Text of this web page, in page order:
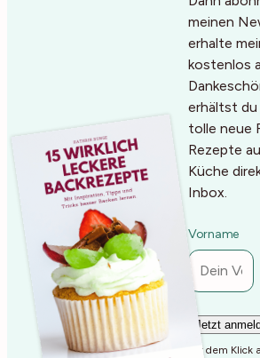
meinen
erhalte
kostenlos
erhältst du
tolle neue
Rezepte
Küche
Inbox.
Vorname
Mit dem Klick